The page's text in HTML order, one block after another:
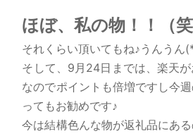
ほぼ、私の物！！（笑
それくらい頂いてもね♪うんう
そして、9月24日までは、楽天
なのでポイントも倍増ですし今
ってもお勧めです♪
今は結構色んな物が返礼品にあ